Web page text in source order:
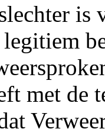
is
met de